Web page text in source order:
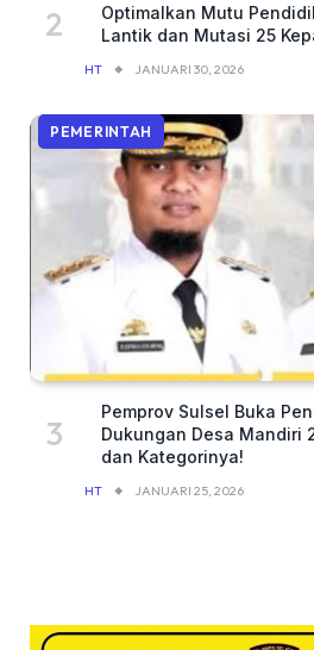
Optimalkan Mutu
Lantik dan Mutasi 25
HT JANUARI 30, 2026
PEMERINTAH
Pemprov Sulsel Buka
Dukungan Desa Mandiri
dan Kategorinya!
HT JANUARI 25, 2026